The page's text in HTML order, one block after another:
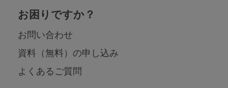
お困りですか？
お問い合わせ
資料（無料）の申し込み
よくあるご質問